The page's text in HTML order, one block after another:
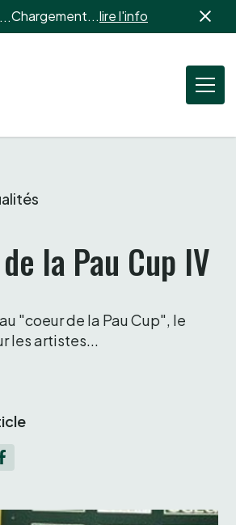
Chargement...lire l'info
la Pau Cup IV
"coeur de la Pau Cup", le
les artistes...